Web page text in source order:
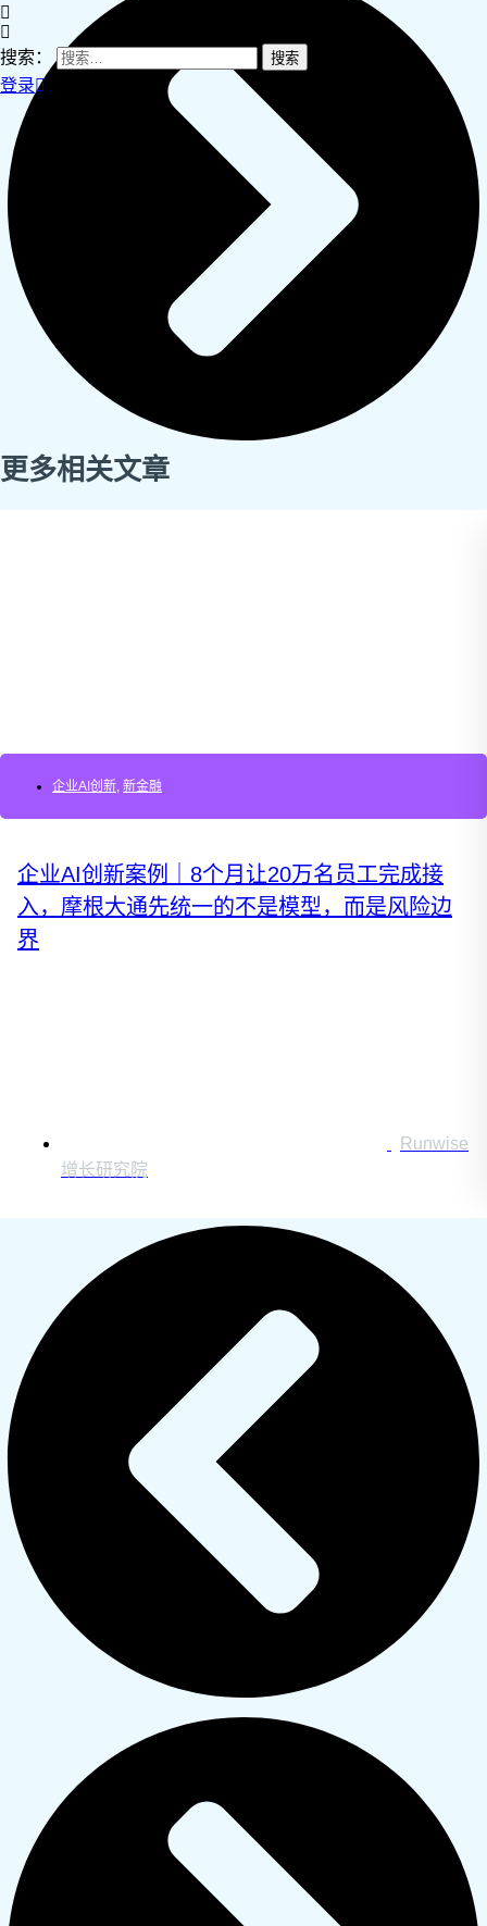
搜索：
登录
更多相关文章
企业AI创新, 新金融
企业AI创新案例｜8个月让20万名员工完成接
入，摩根大通先统一的不是模型，而是风险边
界
Runwise
增长研究院